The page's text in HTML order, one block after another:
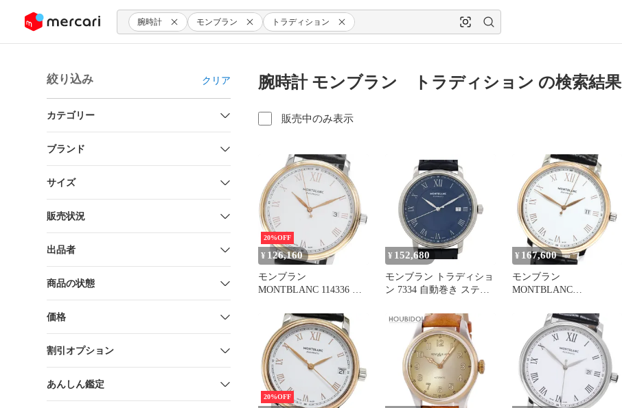
ツにスキップ 腕時計 モンブラン トラディション
絞り込み クリア
カテゴリー
ブランド
サイズ
販売状況
出品者
商品の状態
価格
割引オプション
あんしん鑑定
腕時計 モンブラン トラディション の検索結果
販売中のみ表示
20%OFF
¥ 126,160
モンブラン
MONTBLANC 114336 ト
動巻き メンズ _862176
¥ 152,680
モンブラン トラディショ
ン 7334 自動巻き ステン
MONTBLANC【中古】
【時計】
¥ 167,600
モンブラン
MONTBLANC
ョン デイト 自動巻き メ
ンズ 良品 _968181
20%OFF